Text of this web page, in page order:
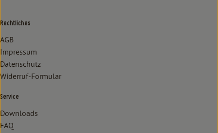
Rechtliches
AGB
Impressum
Datenschutz
Widerruf-Formular
Service
Downloads
FAQ